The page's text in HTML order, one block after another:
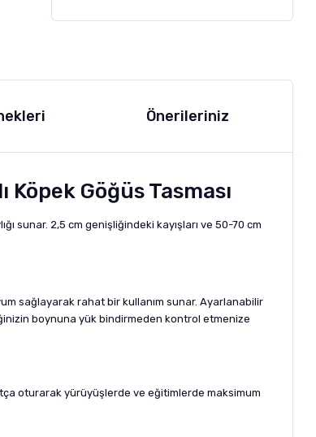
Önerileriniz
Göğüs Tasması
sunar. 2,5 cm genişliğindeki kayışları ve 50-70 cm
sağlayarak rahat bir kullanım sunar. Ayarlanabilir
boynuna yük bindirmeden kontrol etmenize
oturarak yürüyüşlerde ve eğitimlerde maksimum